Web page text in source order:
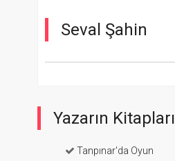
Seval Şahin
Yazarın Kitapları
Tanpınar'da Oyun